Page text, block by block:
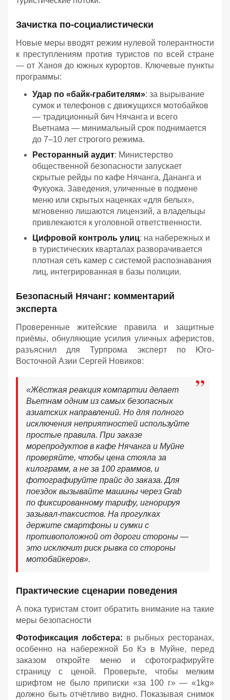
Зачистка по-социалистически
Новые меры вводят режим нулевой толерантности
к преступлениям против туристов по всей стране
— от Ханоя до южных курортов. Ключевые пункты
программы:
Удар по «байк-грабителям»: за вырывание
сумок и телефонов с движущихся мотобайков
— традиционный бич Нячанга и всего
Вьетнама — минимальный срок поднимается
до 7–10 лет строгого режима.
Ресторанный аудит: Министерство
общественной безопасности запускает
скрытые рейды по кафе Нячанга, Дананга и
Фукуока. Заведения, уличенные в подмене
меню или скрытых наценках «для белых»,
мгновенно лишаются лицензий, а владельцы
привлекаются к уголовной ответственности.
Цифровой контроль улиц: на набережных и
в туристических кварталах разворачивается
плотная сеть камер с системой распознавания
лиц, интегрированная в базы полиции.
Безопасный Нячанг: комментарий
эксперта
Проверенные житейские правила и защитные
приёмы, обнуляющие усилия уличных аферистов,
разъяснил для Турпрома эксперт по Юго-
Восточной Азии Сергей Новиков:
«Жёсткая реакция компартии делает
Вьетнам одним из самых безопасных
азиатских направлений. Но для полного
исключения неприятностей используйте
простые правила. При заказе
морепродуктов в кафе Нячанга и Муйне
проверяйте, чтобы цена стояла за
килограмм, а не за 100 граммов, и
фотографируйте прайс до заказа. Для
поездок вызывайте машины через Grab
по фиксированному тарифу, игнорируя
зазывал-таксистов. На прогулках
держите смартфоны и сумки с
противоположной от дороги стороны —
это исключит риск рывка со стороны
мотобайкеров».
Практические сценарии поведения
А пока туристам стоит обратить внимание на такие
меры безопасности
Фотофиксация лобстера: в рыбных ресторанах,
особенно на набережной Бо Кэ в Муйне, перед
заказом откройте меню и сфотографируйте
страницу с ценой. Проверьте, чтобы мелким
шрифтом не было приписки «за 100 г» — «1kg»
должно быть отчётливо видно. Показывая снимок